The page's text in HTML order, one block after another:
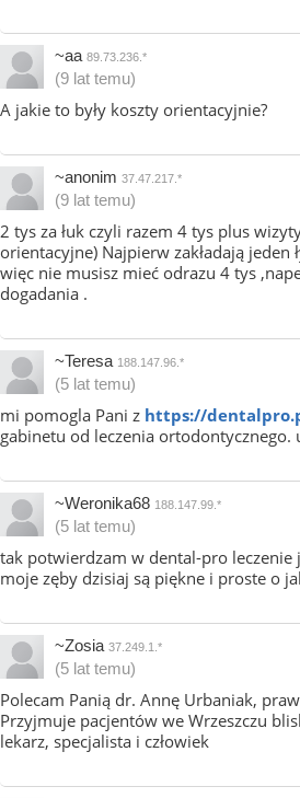
~aa 89.73.236.*
(9 lat temu)
A jakie to były koszty orientacyjnie?
~anonim 37.47.217.*
(9 lat temu)
2 tys za łuk czyli razem 4 tys plus
orientacyjne) Najpierw zakładają jeden
więc nie musisz mieć odrazu 4 tys
dogadania .
~Teresa 188.147.96.*
(5 lat temu)
mi pomogla Pani z https://
gabinetu od leczenia ortodontycznego.
~Weronika68 188.147.99.*
(5 lat temu)
tak potwierdzam w dental-pro leczenie
moje zęby dzisiaj są piękne i proste o
~Zosia 37.249.1.*
(5 lat temu)
Polecam Panią dr. Annę Urbaniak,
Przyjmuje pacjentów we Wrzeszczu
lekarz, specjalista i człowiek